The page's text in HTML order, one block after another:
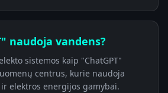
naudoja vandens?
sistemos kaip "ChatGPT"
centrus, kurie naudoja
elektros energijos gamybai.